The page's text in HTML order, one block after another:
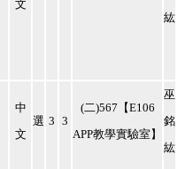
文
紘
中
文
選 3 3
(二)567 【E106
APP教學實驗室】
巫
銘
紘